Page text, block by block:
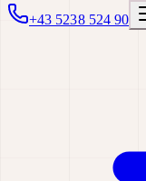
+43 5238 524 90